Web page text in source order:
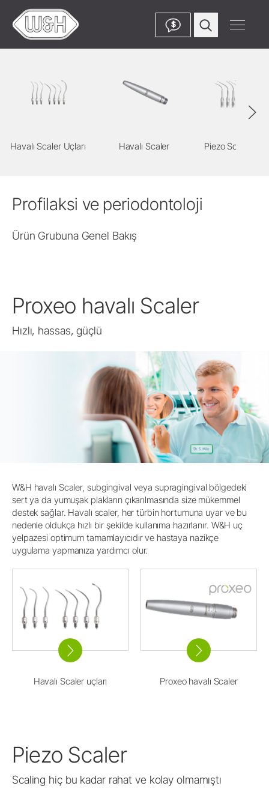
$
Havalı Scaler Uçları Havalı Scaler Piezo Scaler
Profilaksi ve periodontoloji
Ürün Grubuna Genel Bakış
Proxeo havalı Scaler
Hızlı, hassas, güçlü
W&H havalı Scaler, subgingival veya supragingival bölgedeki
sert ya da yumuşak plakların çıkarılmasında size mükemmel
destek sağlar. Havalı scaler, her türbin hortumuna uyar ve bu
nedenle oldukça hızlı bir şekilde kullanıma hazırlanır. W&H uç
yelpazesi optimum tamamlayıcıdır ve hastaya nazikçe
uygulama yapmanıza yardımcı olur.
Havalı Scaler uçları Proxeo havalı Scaler
Piezo Scaler
Scaling hiç bu kadar rahat ve kolay olmamıştı